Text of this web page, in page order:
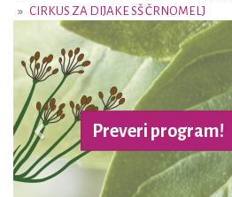
CIRKUS ZA DIJAKE SŠ ČRNOMELJ
Preveri program!
Previous